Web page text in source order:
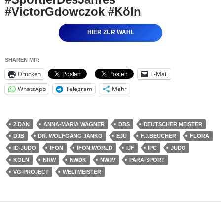
#VictorGdowczok #Köln
HIER ZUR WAHL
SHAREN MIT:
Drucken
E-Mail
WhatsApp
Telegram Mehr
2.DAN ANNA-MARIA WAGNER DBS
DEUTSCHER MEISTER
DJB
DR. WOLFGANG JANKO EJU F.J.BEUCHER
FLORA
ID-JUDO
IFON IFON.WORLD IJF IPC
JUDO
KÖLN
NRW NWDK NWJV
PARA-SPORT
VG-PROJECT
WELTMEISTER